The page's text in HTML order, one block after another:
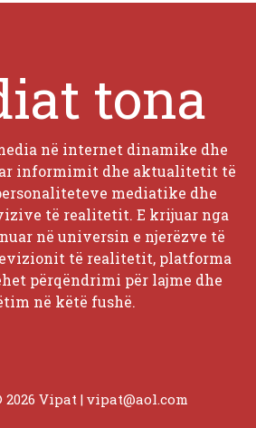
tona
në internet dinamike dhe
informimit dhe aktualitetit të
mediatike dhe
të realitetit. E krijuar nga
në universin e njerëzve të
të realitetit, platforma
përqëndrimi për lajme dhe
në këtë fushë.
Vipat | vipat@aol.com